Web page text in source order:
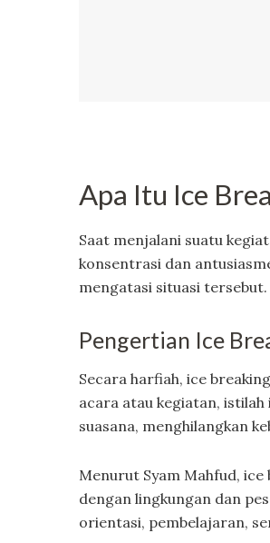
Apa Itu Ice
Saat menjalani suatu
konsentrasi dan
mengatasi situasi tersebut.
Pengertian Ice
Secara harfiah, ice
acara atau kegiatan,
suasana, menghilangkan
Menurut Syam Mahfud,
dengan lingkungan dan
orientasi, pembelajaran,